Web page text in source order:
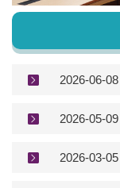
2026-06-08
2026-05-09
2026-03-05